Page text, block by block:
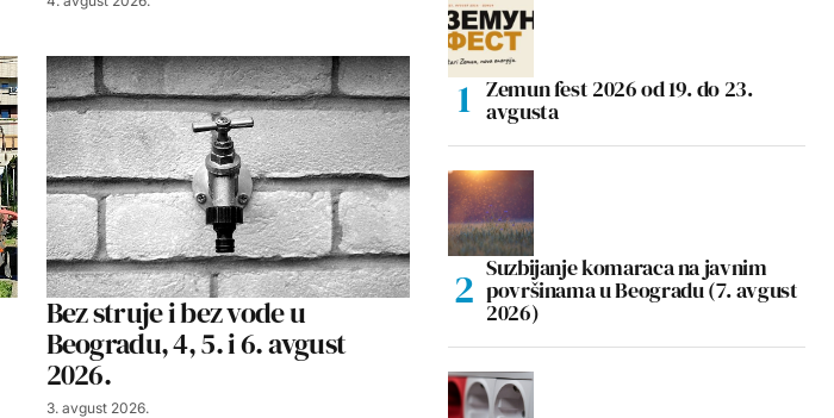
Bez struje i bez vode u
Beogradu, 4, 5. i 6. avgust
2026.
3. avgust 2026.
Zemun fest 2026 od 19. do 23.
avgusta
Suzbijanje komaraca na javnim
površinama u Beogradu (7. avgust
2026)